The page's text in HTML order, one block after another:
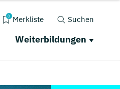
0 Merkliste Suchen
Weiterbildungen